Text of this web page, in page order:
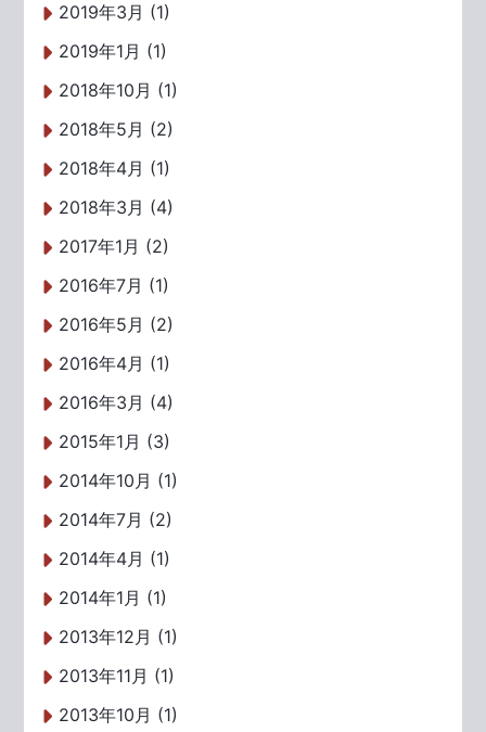
2019年3月 (1)
2019年1月 (1)
2018年10月 (1)
2018年5月 (2)
2018年4月 (1)
2018年3月 (4)
2017年1月 (2)
2016年7月 (1)
2016年5月 (2)
2016年4月 (1)
2016年3月 (4)
2015年1月 (3)
2014年10月 (1)
2014年7月 (2)
2014年4月 (1)
2014年1月 (1)
2013年12月 (1)
2013年11月 (1)
2013年10月 (1)